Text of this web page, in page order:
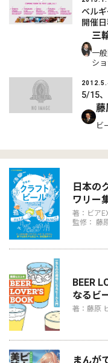
ベル
開催
三
一
シ
5/15
藤
ビ
日本の
ワリー
著：ビア
監修： 藤
BEER
なるビ
著：藤原
まんが